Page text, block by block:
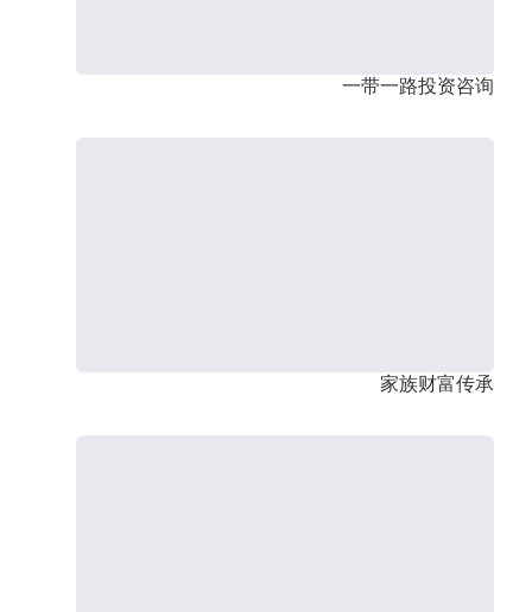
一带一路投资咨询
家族财富传承